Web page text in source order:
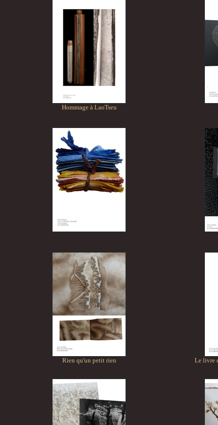
Hommage à LaoTseu
Rien qu'un petit rien Le livre